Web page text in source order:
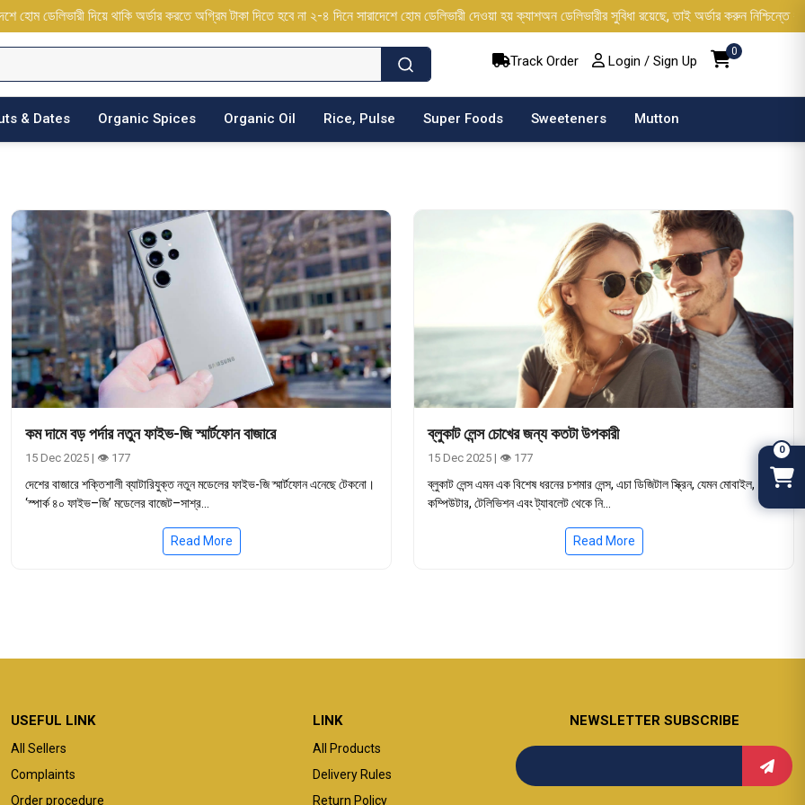
দিয়ে থাকি অর্ডার করতে অগ্রিম টাকা দিতে হবে না ২-৪ দিনে সারাদেশে হোম ডেলিভারী দেওয়া হয় ক্যাশঅন ডেলিভারীর সুবিধা রয়েছে, তাই অর্ডার করুন নিশ্চিন্তে
Track Order Login / Sign Up
0
& Dates Organic Spices Organic Oil Rice, Pulse Super Foods Sweeteners Mutton
কম দামে বড় পর্দার নতুন ফাইভ-জি স্মার্টফোন বাজারে
15 Dec 2025 | 👁 177
দেশের বাজারে শক্তিশালী ব্যাটারিযুক্ত নতুন মডেলের ফাইভ-জি স্মার্টফোন এনেছে টেকনো।
‘স্পার্ক ৪০ ফাইভ–জি’ মডেলের বাজেট–সাশ্র...
Read More
ব্লুকাট লেন্স চোখের জন্য কতটা উপকারী
15 Dec 2025 | 👁 177
ব্লুকাট লেন্স এমন এক বিশেষ ধরনের চশমার লেন্স, এচা ডিজিটাল স্ক্রিন, যেমন মোবাইল,
কম্পিউটার, টেলিভিশন এবং ট্যাবলেট থেকে নি...
Read More
USEFUL LINK
All Sellers
Complaints
Order procedure
LINK
All Products
Delivery Rules
Return Policy
NEWSLETTER SUBSCRIBE
0